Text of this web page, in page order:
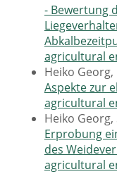
- Bewertung
agricultural
Heiko Georg,
Aspekte zur
agricultural
Heiko
Erprobung
des
agricultural